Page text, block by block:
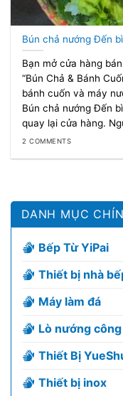
Bún chả nướng Đến
Bạn mở cửa hàng
“Bún Chả & Bánh
bánh cuốn và máy
Bún chả nướng Đến
quay lại cửa hàng.
2 COMMENTS
DANH MỤC
Bếp Từ YiPai
Thiết bị nhà
Máy làm đá
Lò nướng
Thiết Bị
Thiết bị inox